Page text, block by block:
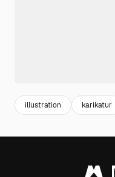
illustration karikatur